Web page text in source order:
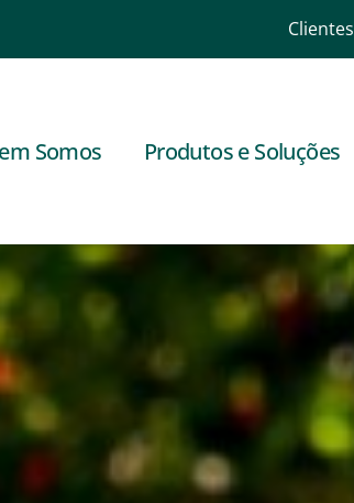
Somos Produtos e Soluções
Clientes